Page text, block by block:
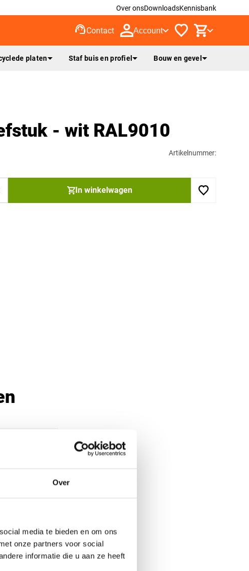
Over
media te bieden en om ons
onze partners voor social
informatie die u aan ze heeft
Over onsDownloadsKennisbank
support_agentContact Account
platen Staf buis en profiel Bouw en gevel
- wit RAL9010
Artikelnummer:
In winkelwagen